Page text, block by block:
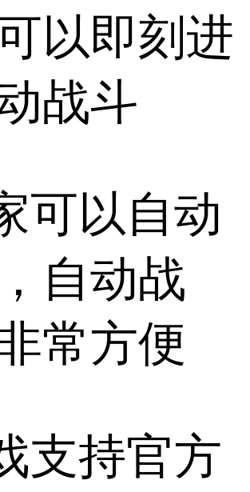
以即刻进
战斗
可以自动
自动战
常方便
支持官方